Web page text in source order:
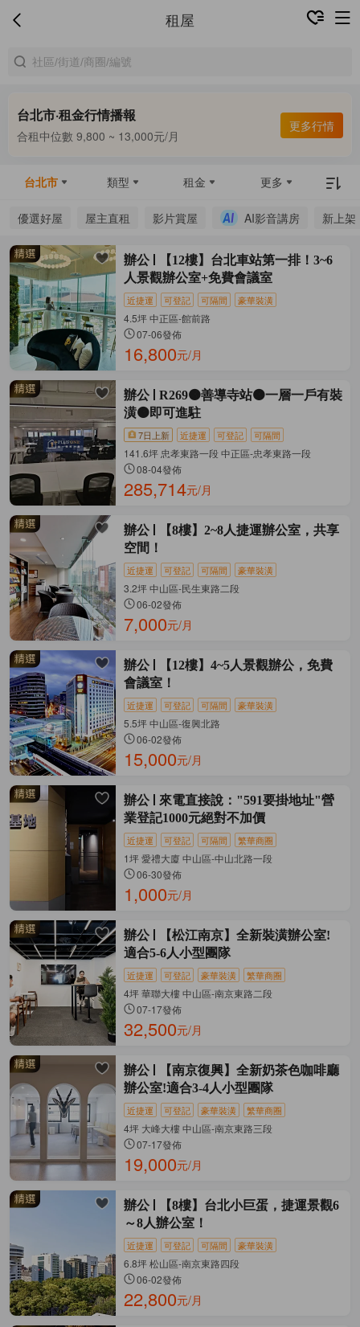
租屋
台北市·租金行情播報
合租中位數 9,800 ~ 13,000元/月
更多行情
台北市 類型 租金 更多
優選好屋 屋主直租 影片賞屋 AI影音講房 新上架
辦公
【12樓】台北車站第一排！3~6
人景觀辦公室+免費會議室
近捷運 可登記 可隔間 豪華裝潢
4.5坪 中正區-館前路
07-06發佈
16,800元/月
辦公
R269🟠善導寺站🟠一層一戶有裝
潢🟠即可進駐
7日上新 近捷運 可登記 可隔間
141.6坪 忠孝東路一段 中正區-忠孝東路一段
08-04發佈
285,714元/月
辦公
【8樓】2~8人捷運辦公室，共享
空間！
近捷運 可登記 可隔間 豪華裝潢
3.2坪 中山區-民生東路二段
06-02發佈
7,000元/月
辦公
【12樓】4~5人景觀辦公，免費
會議室！
近捷運 可登記 可隔間 豪華裝潢
5.5坪 中山區-復興北路
06-02發佈
15,000元/月
辦公
來電直接說："591要掛地址"營
業登記1000元絕對不加價
近捷運 可登記 可隔間 繁華商圈
1坪 愛禮大廈 中山區-中山北路一段
06-30發佈
1,000元/月
辦公
【松江南京】全新裝潢辦公室!
適合5-6人小型團隊
近捷運 可登記 豪華裝潢 繁華商圈
4坪 華聯大樓 中山區-南京東路二段
07-17發佈
32,500元/月
辦公
【南京復興】全新奶茶色咖啡廳
辦公室!適合3-4人小型團隊
近捷運 可登記 豪華裝潢 繁華商圈
4坪 大峰大樓 中山區-南京東路三段
07-17發佈
19,000元/月
辦公
【8樓】台北小巨蛋，捷運景觀6
～8人辦公室！
近捷運 可登記 可隔間 豪華裝潢
6.8坪 松山區-南京東路四段
06-02發佈
22,800元/月